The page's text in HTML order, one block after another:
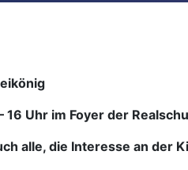
Uhr im Foyer der
alle, die Interesse an der